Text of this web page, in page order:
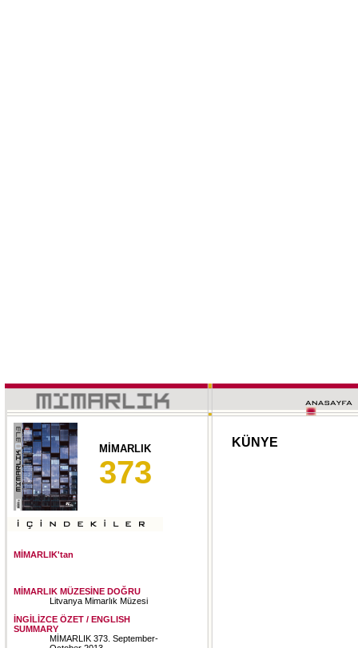
MİMARLIK
373
MİMARLIK'tan
MİMARLIK MÜZESİNE DOĞRU
Litvanya Mimarlık Müzesi
İNGİLİZCE ÖZET / ENGLISH
SUMMARY
MİMARLIK 373. September-
KÜNYE